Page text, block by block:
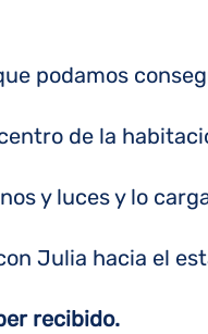
podamos
de la
y luces y lo
Julia hacia el
recibido.